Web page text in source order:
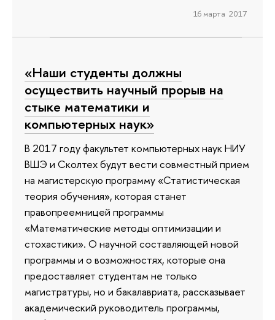
16 марта 2017
«Наши студенты должны
осуществить научный прорыв на
стыке математики и
компьютерных наук»
В 2017 году факультет компьютерных наук НИУ
ВШЭ и Сколтех будут вести совместный прием
на магистерскую программу «Статистическая
теория обучения», которая станет
правопреемницей программы
«Математические методы оптимизации и
стохастики». О научной составляющей новой
программы и о возможностях, которые она
предоставляет студентам не только
магистратуры, но и бакалавриата, рассказывает
академический руководитель программы,